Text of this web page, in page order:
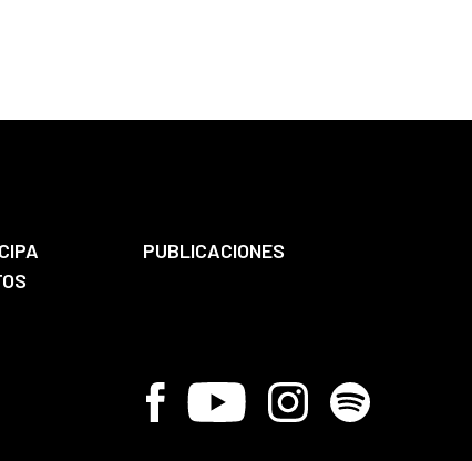
PUBLICACIONES
Facebook
Youtube InstagramSpotify